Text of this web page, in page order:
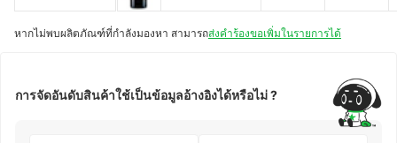
หากไม่พบผลิตภัณฑ์ที่กำลังมองหา สามารถส่งคำร้องขอเพิ่มในรายการได้
การจัดอันดับสินค้าใช้เป็นข้อมูลอ้างอิงได้หรือไม่ ?